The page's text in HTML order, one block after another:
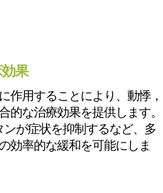
果
作用することにより、動悸，
的な治療効果を提供します。
が症状を抑制するなど、多
効率的な緩和を可能にしま